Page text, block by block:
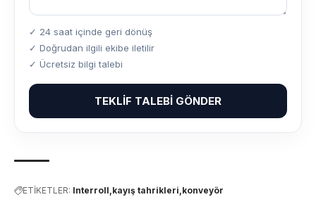
✓ 24 saat içinde geri dönüş
✓ Doğrudan ilgili ekibe iletilir
✓ Ücretsiz bilgi talebi
TEKLIF TALEBI GÖNDER
ETİKETLER: Interroll kayış tahrikleri konveyör